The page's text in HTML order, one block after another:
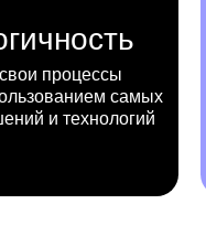
процессы
самых
и технологий